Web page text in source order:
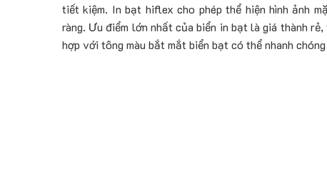
tiết kiệm. In bạt hiflex cho phép thể hiện hình ảnh
ràng. Ưu điểm lớn nhất của biển in bạt là giá thành
hợp với tông màu bắt mắt biển bạt có thể nhanh